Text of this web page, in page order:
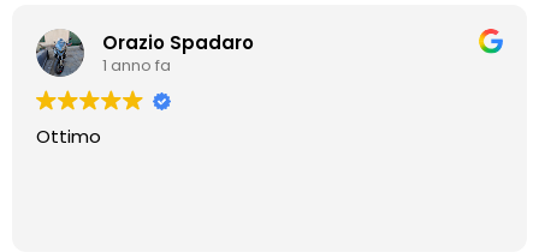
Orazio Spadaro
1 anno fa
Ottimo